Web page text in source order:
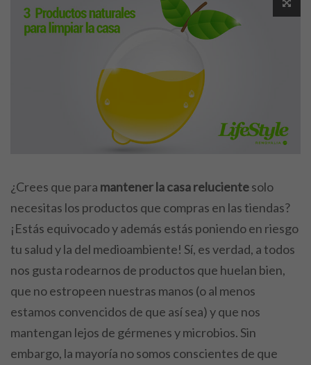
¿Crees que para mantener la casa relucientesolo
necesitas los productos que compras en las tiendas?
¡Estás equivocado y además estás poniendo en riesgo
tu salud y la del medioambiente! Sí, es verdad, a todos
nos gusta rodearnos de productos que huelan bien,
que no estropeen nuestras manos (o al menos
estamos convencidos de que así sea) y que nos
mantengan lejos de gérmenes y microbios. Sin
embargo, la mayoría no somos conscientes de que